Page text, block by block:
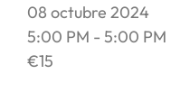
08 octubre 2024
5:00 PM - 5:00 PM
€15